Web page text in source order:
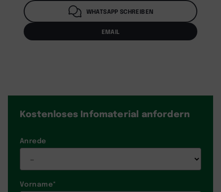
WHATSAPP SCHREIBEN
EMAIL
Kostenloses Infomaterial anfordern
Anrede
Vorname*